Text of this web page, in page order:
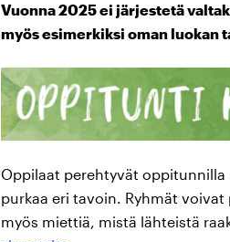
Vuonna 2025 ei järjestetä
myös esimerkiksi oman luokan
Oppilaat perehtyvät oppitunnilla
purkaa eri tavoin. Ryhmät
myös miettiä, mistä lähteistä